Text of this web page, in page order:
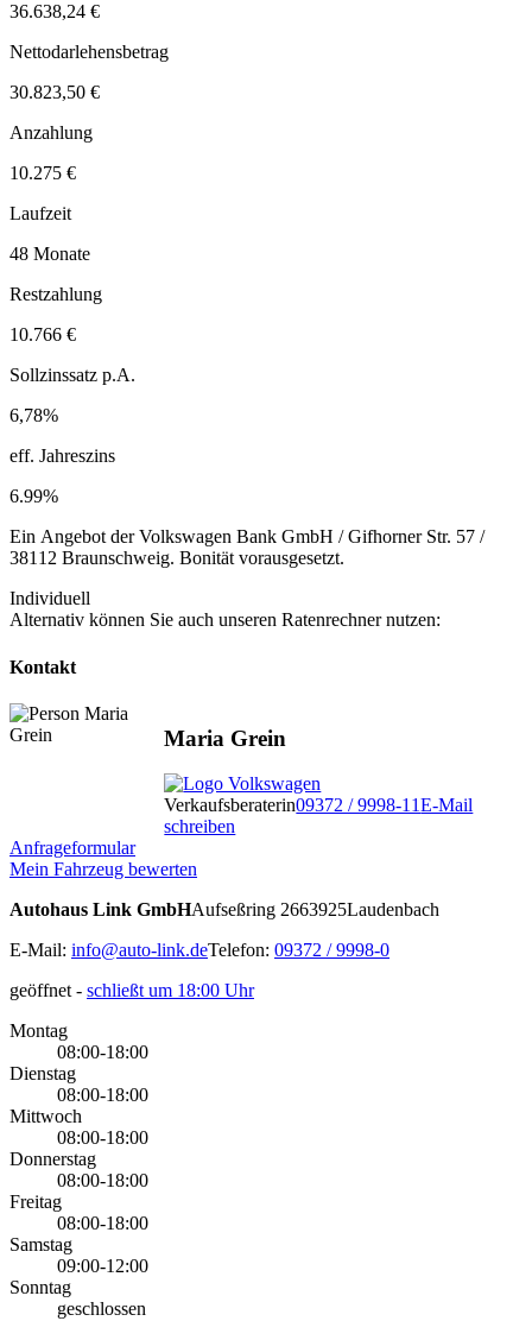
36.638,24 €
Nettodarlehensbetrag
30.823,50 €
Anzahlung
10.275 €
Laufzeit
48 Monate
Restzahlung
10.766 €
Sollzinssatz p.A.
6,78%
eff. Jahreszins
6.99%
Ein Angebot der Volkswagen Bank GmbH / Gifhorner Str. 57 /
38112 Braunschweig. Bonität vorausgesetzt.
Individuell
Alternativ können Sie auch unseren Ratenrechner nutzen:
Kontakt
Maria Grein
Verkaufsberaterin09372 / 9998-11E-Mail
schreiben
Anfrageformular
Mein Fahrzeug bewerten
Autohaus Link GmbHAufseßring 2663925Laudenbach
E-Mail: info@auto-link.deTelefon: 09372 / 9998-0
geöffnet-
schließt um 18:00 Uhr
Montag
08:00-18:00
Dienstag
08:00-18:00
Mittwoch
08:00-18:00
Donnerstag
08:00-18:00
Freitag
08:00-18:00
Samstag
09:00-12:00
Sonntag
geschlossen